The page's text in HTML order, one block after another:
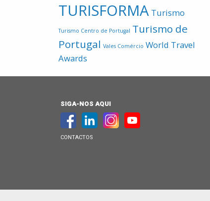
TURISFORMA Turismo
Turismo Centro de Portugal Turismo de
Portugal Vales Comércio World Travel
Awards
SIGA-NOS AQUI
CONTACTOS